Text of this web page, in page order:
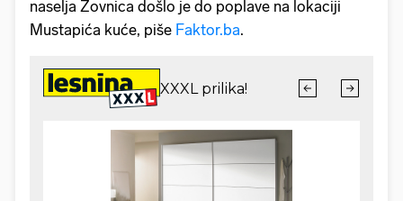
naselja Žovnica došlo je do poplave na lokaciji
Mustapića kuće, piše Faktor.ba.